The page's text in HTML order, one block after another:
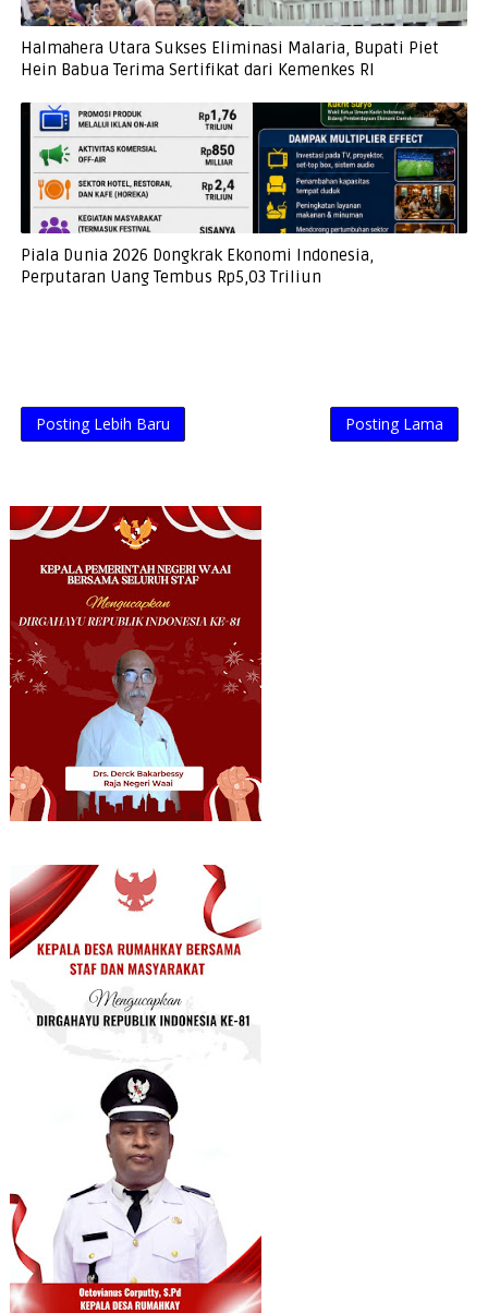
Halmahera Utara Sukses Eliminasi Malaria, Bupati Piet
Hein Babua Terima Sertifikat dari Kemenkes RI
Piala Dunia 2026 Dongkrak Ekonomi Indonesia,
Perputaran Uang Tembus Rp5,03 Triliun
Posting Lebih Baru Posting Lama